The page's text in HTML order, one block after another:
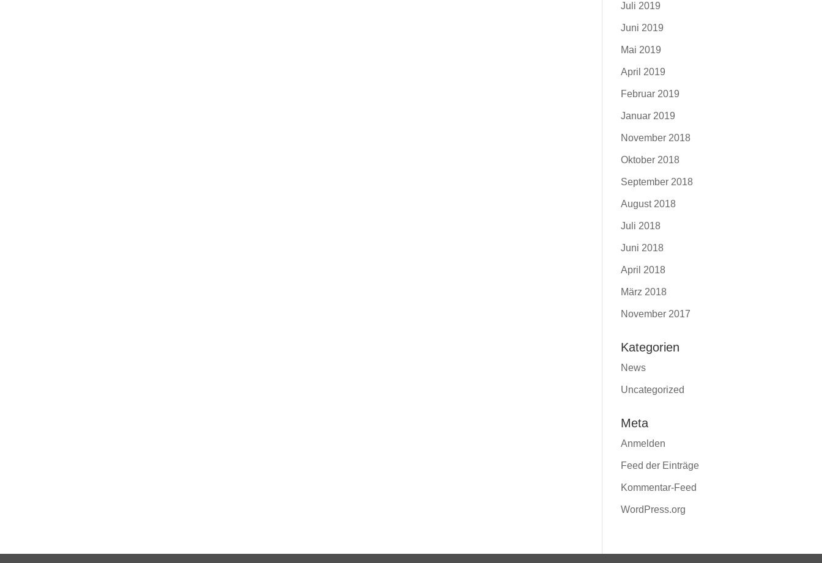
Juli 2019
Juni 2019
Mai 2019
April 2019
Februar 2019
Januar 2019
November 2018
Oktober 2018
September 2018
August 2018
Juli 2018
Juni 2018
April 2018
März 2018
November 2017
Kategorien
News
Uncategorized
Meta
Anmelden
Feed der Einträge
Kommentar-Feed
WordPress.org